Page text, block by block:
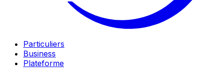
Particuliers
Business
Plateforme